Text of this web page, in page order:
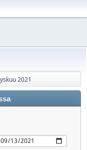
2021